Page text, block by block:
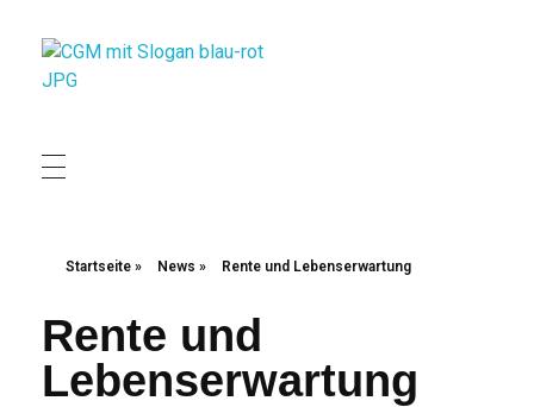
Startseite » News » Rente und Lebenserwartung
Rente und
Lebenserwartung